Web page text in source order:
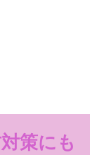
策にも